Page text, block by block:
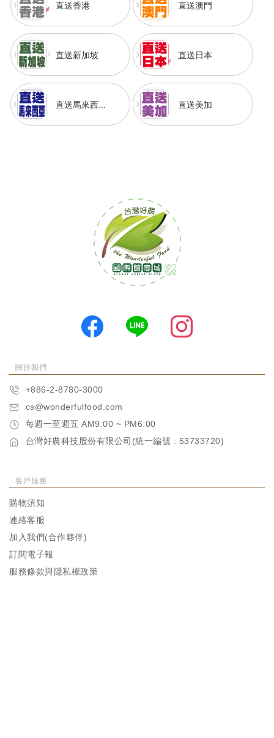
直送香港 直送澳門
直送新加坡 直送日本
直送馬來西... 直送美加
關於我們
+886-2-8780-3000
cs@wonderfulfood.com
每週一至週五 AM9:00 ~ PM6:00
台灣好農科技股份有限公司(統一編號 : 53733720)
客戶服務
購物須知
連絡客服
加入我們(合作夥伴)
訂閱電子報
服務條款與隱私權政策